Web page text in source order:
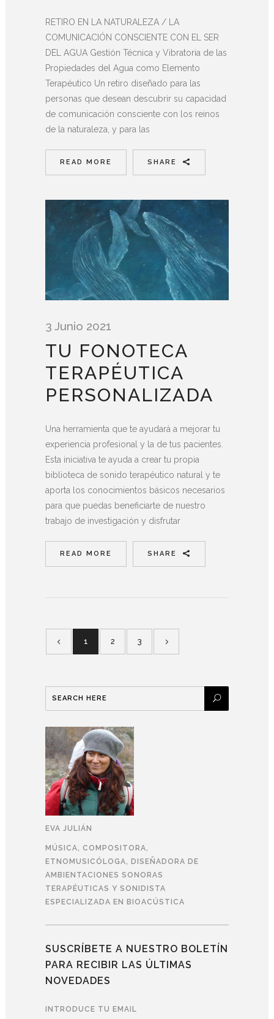
RETIRO EN LA NATURALEZA / LA
COMUNICACIÓN CONSCIENTE CON EL SER
DEL AGUA Gestión Técnica y Vibratoria de las
Propiedades del Agua como Elemento
Terapéutico Un retiro diseñado para las
personas que desean descubrir su capacidad
de comunicación consciente con los reinos
de la naturaleza, y para las
READ MORE SHARE
3 Junio 2021
TU FONOTECA
TERAPÉUTICA
PERSONALIZADA
Una herramienta que te ayudará a mejorar tu
experiencia profesional y la de tus pacientes.
Esta iniciativa te ayuda a crear tu propia
biblioteca de sonido terapéutico natural y te
aporta los conocimientos básicos necesarios
para que puedas beneficiarte de nuestro
trabajo de investigación y disfrutar
READ MORE SHARE
1 2 3
EVA JULIÁN
MÚSICA, COMPOSITORA,
ETNOMUSICÓLOGA, DISEÑADORA DE
AMBIENTACIONES SONORAS
TERAPÉUTICAS Y SONIDISTA
ESPECIALIZADA EN BIOACÚSTICA
SUSCRÍBETE A NUESTRO BOLETÍN
PARA RECIBIR LAS ÚLTIMAS
NOVEDADES
INTRODUCE TU EMAIL